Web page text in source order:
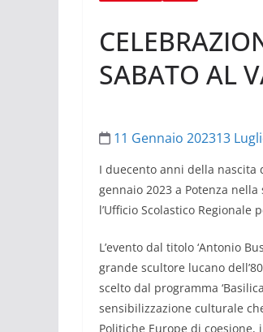
SABATO AL
11 Gennaio 202313
I duecento anni della nascita
gennaio 2023 a Potenza
l’Ufficio Scolastico
L’evento dal titolo ‘Antonio
grande scultore lucano
scelto dal programma
sensibilizzazione culturale
Politiche Europe di coesione,